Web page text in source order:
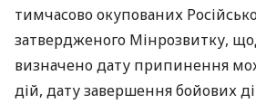
тимчасово окупованих
затвердженого Мінрозвитку,
визначено дату припинення
дій, дату завершення бойових